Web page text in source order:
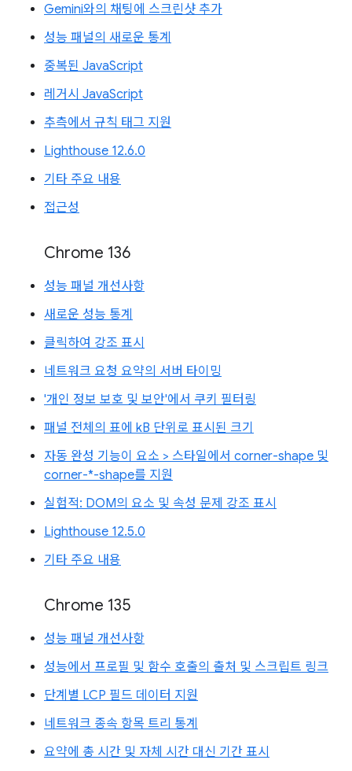
Gemini와의 채팅에 스크린샷 추가
성능 패널의 새로운 통계
중복된 JavaScript
레거시 JavaScript
추측에서 규칙 태그 지원
Lighthouse 12.6.0
기타 주요 내용
접근성
Chrome 136
성능 패널 개선사항
새로운 성능 통계
클릭하여 강조 표시
네트워크 요청 요약의 서버 타이밍
'개인 정보 보호 및 보안'에서 쿠키 필터링
패널 전체의 표에 kB 단위로 표시된 크기
자동 완성 기능이 요소 > 스타일에서 corner-shape 및
corner-*-shape를 지원
실험적: DOM의 요소 및 속성 문제 강조 표시
Lighthouse 12.5.0
기타 주요 내용
Chrome 135
성능 패널 개선사항
성능에서 프로필 및 함수 호출의 출처 및 스크립트 링크
단계별 LCP 필드 데이터 지원
네트워크 종속 항목 트리 통계
요약에 총 시간 및 자체 시간 대신 기간 표시